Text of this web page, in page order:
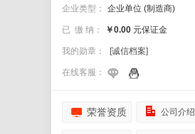
企业类型： 企业单位 (制造商)
已 缴 纳： ￥0.00 元保证金
我的勋章： [诚信档案]
在线客服：
荣誉资质 公司介绍